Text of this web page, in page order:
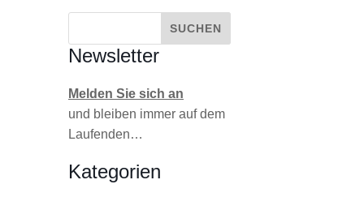
Newsletter
Melden Sie sich an
und bleiben immer auf dem
Laufenden…
Kategorien